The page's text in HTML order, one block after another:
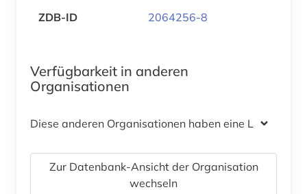
ZDB-ID 2064256-8
Verfügbarkeit in anderen
Organisationen
Diese anderen Organisationen haben eine Lizenz
Zur Datenbank-Ansicht der Organisation
wechseln